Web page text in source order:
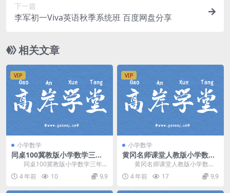
下一篇
李军初一Viva英语秋季系统班 百度网盘分享
相关文章
VIP
小学数学
同桌100冀教版小学数学三年
级上册 百度网盘分享
同桌100冀教版小学数学三年
级上册，百度网盘分享小学冀教版
数学课程2.65G...
4 年前 10 9.9
VIP
小学数学
黄冈名师课堂人教版小学数学
二年级上册 百度网盘分享
黄冈名师课堂人教版小学数学
二年级上册，百度网盘分享小学人
教版数学课程2.70...
4 年前 17 9.9